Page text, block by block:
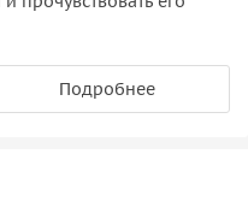
Подробнее